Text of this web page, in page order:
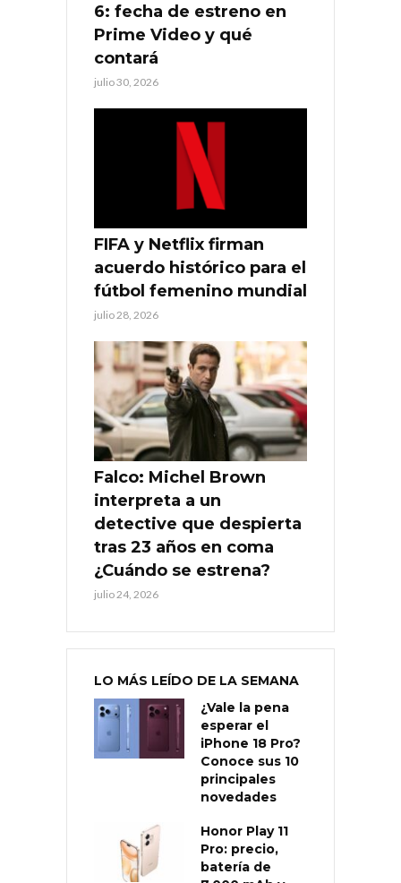
6: fecha de estreno en
Prime Video y qué
contará
julio 30, 2026
FIFA y Netflix firman
acuerdo histórico para el
fútbol femenino mundial
julio 28, 2026
Falco: Michel Brown
interpreta a un
detective que despierta
tras 23 años en coma
¿Cuándo se estrena?
julio 24, 2026
LO MÁS LEÍDO DE LA SEMANA
¿Vale la pena
esperar el
iPhone 18 Pro?
Conoce sus 10
principales
novedades
Honor Play 11
Pro: precio,
batería de